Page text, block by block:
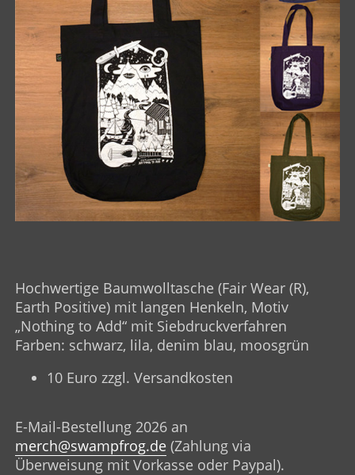
Hochwertige Baumwolltasche (Fair Wear (R),
Earth Positive) mit langen Henkeln, Motiv
„Nothing to Add“ mit Siebdruckverfahren
Farben: schwarz, lila, denim blau, moosgrün
10 Euro zzgl. Versandkosten
E-Mail-Bestellung 2026 an
merch@swampfrog.de (Zahlung via
Überweisung mit Vorkasse oder Paypal).